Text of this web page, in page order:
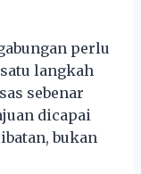
perlu
langkah
sebenar
dicapai
bukan